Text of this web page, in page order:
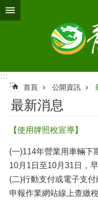
跳到主要內容區塊
:::
:::
首頁 公開資訊
最新消息
【使用牌照稅宣導】
(一)114年營業用車輛下
10月1日至10月31日，
(二)行動支付或電子支
申報作業網站線上查繳稅